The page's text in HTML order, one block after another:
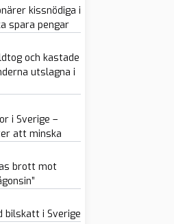
kissnödiga i
spara pengar
och kastade
utslagna i
i Sverige –
att minska
brott mot
bilskatt i Sverige